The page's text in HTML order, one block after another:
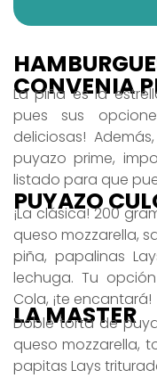
CONVENIA
La piña es la
pues sus
deliciosas!
puyazo prime,
listado para que
PUYAZO
¡La clásica! 200
queso mozzarella,
piña, papalinas
lechuga. Tu
Cola, ¡te encantará!
LA MASTER
Doble torta de
queso mozzarella,
papitas Lays